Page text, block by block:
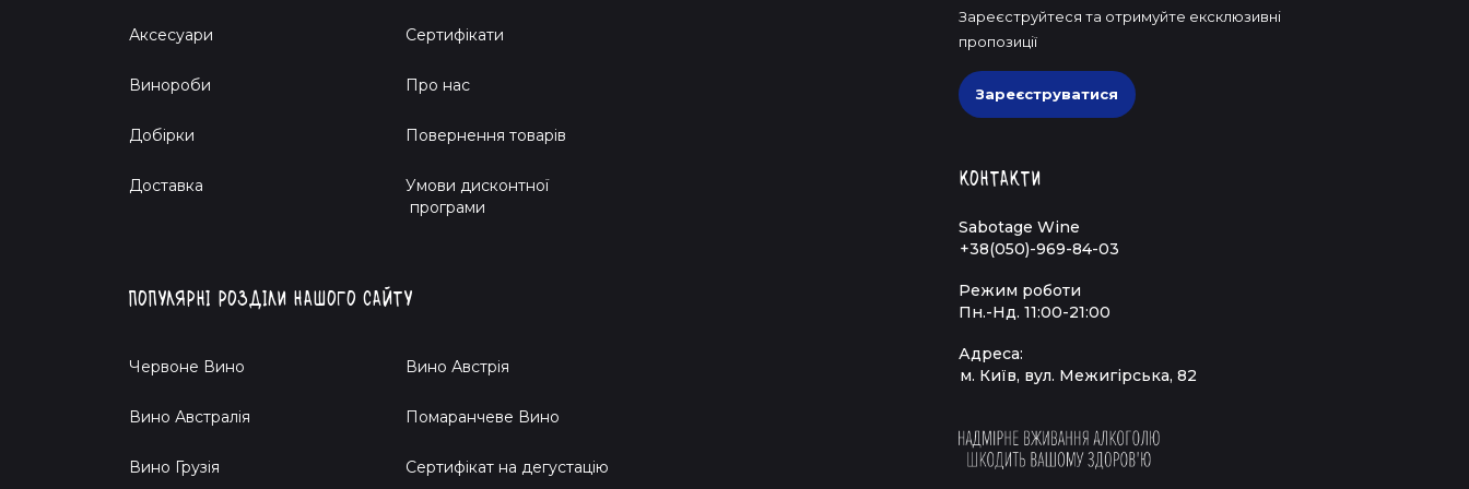
Аксесуари
Винороби
Добірки
Доставка
Сертифікати
Про нас
Повернення товарів
Умови дисконтної
програми
Популярні розділи нашого сайту
Червоне Вино
Вино Австралія
Вино Грузія
Вино Австрія
Помаранчеве Вино
Cертифікат на дегустацію
Зареєструйтеся та отримуйте ексклюзивні
пропозиції
Зареєструватися
Контакти
Sabotage Wine
+38(050)-969-84-03
Режим роботи
Пн.-Нд. 11:00-21:00
Адреса:
м. Київ, вул. Межигірська, 82